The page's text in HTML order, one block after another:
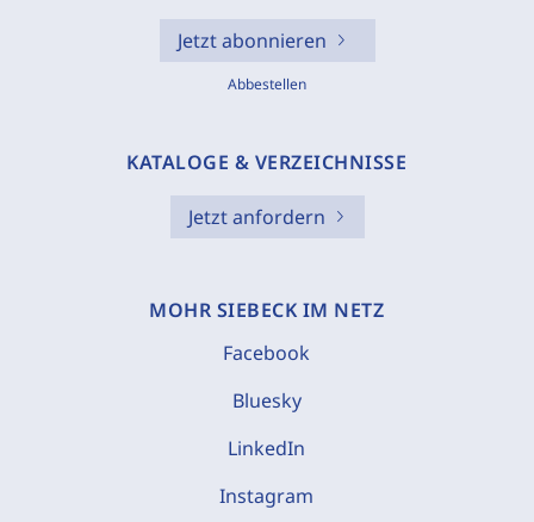
Jetzt abonnieren
Abbestellen
KATALOGE & VERZEICHNISSE
Jetzt anfordern
MOHR SIEBECK IM NETZ
Facebook
Bluesky
LinkedIn
Instagram